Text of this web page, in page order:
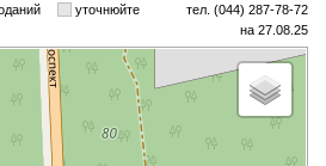
уточнюйте
тел. (044) 287-78-72
на 27.08.25